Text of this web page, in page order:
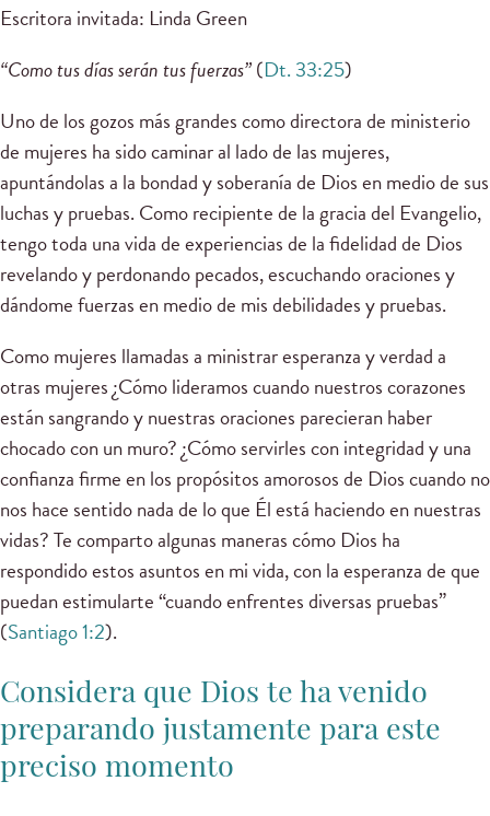
Escritora invitada: Linda Green
“Como tus días serán tus fuerzas”(Dt. 33:25)
Uno de los gozos más grandes como directora de ministerio
de mujeres ha sido caminar al lado de las mujeres,
apuntándolas a la bondad y soberanía de Dios en medio de sus
luchas y pruebas. Como recipiente de la gracia del Evangelio,
tengo toda una vida de experiencias de la fidelidad de Dios
revelando y perdonando pecados, escuchando oraciones y
dándome fuerzas en medio de mis debilidades y pruebas.
Como mujeres llamadas a ministrar esperanza y verdad a
otras mujeres ¿Cómo lideramos cuando nuestros corazones
están sangrando y nuestras oraciones parecieran haber
chocado con un muro? ¿Cómo servirles con integridad y una
confianza firme en los propósitos amorosos de Dios cuando no
nos hace sentido nada de lo que Él está haciendo en nuestras
vidas? Te comparto algunas maneras cómo Dios ha
respondido estos asuntos en mi vida, con la esperanza de que
puedan estimularte “cuando enfrentes diversas pruebas”
(Santiago 1:2).
Considera que Dios te ha venido
preparando justamente para este
preciso momento